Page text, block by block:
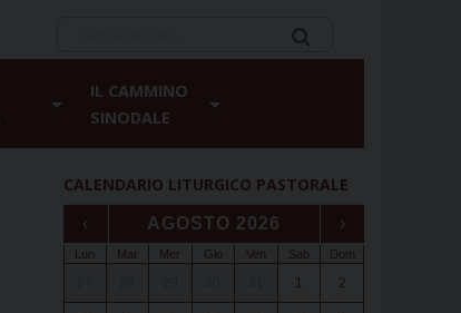
IL CAMMINO
SINODALE
CALENDARIO LITURGICO PASTORALE
‹ AGOSTO 2026 ›
Lun Mar Mer Gio Ven Sab Dom
1 2